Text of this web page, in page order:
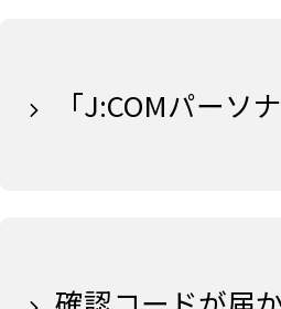
「J:COMパー